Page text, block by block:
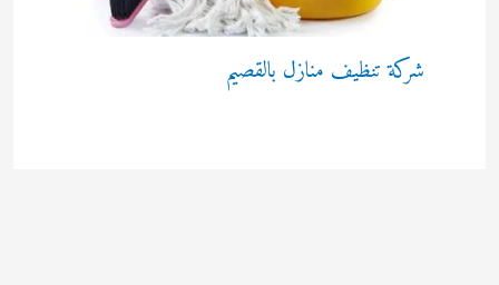
شركة تنظيف منازل بالقصيم